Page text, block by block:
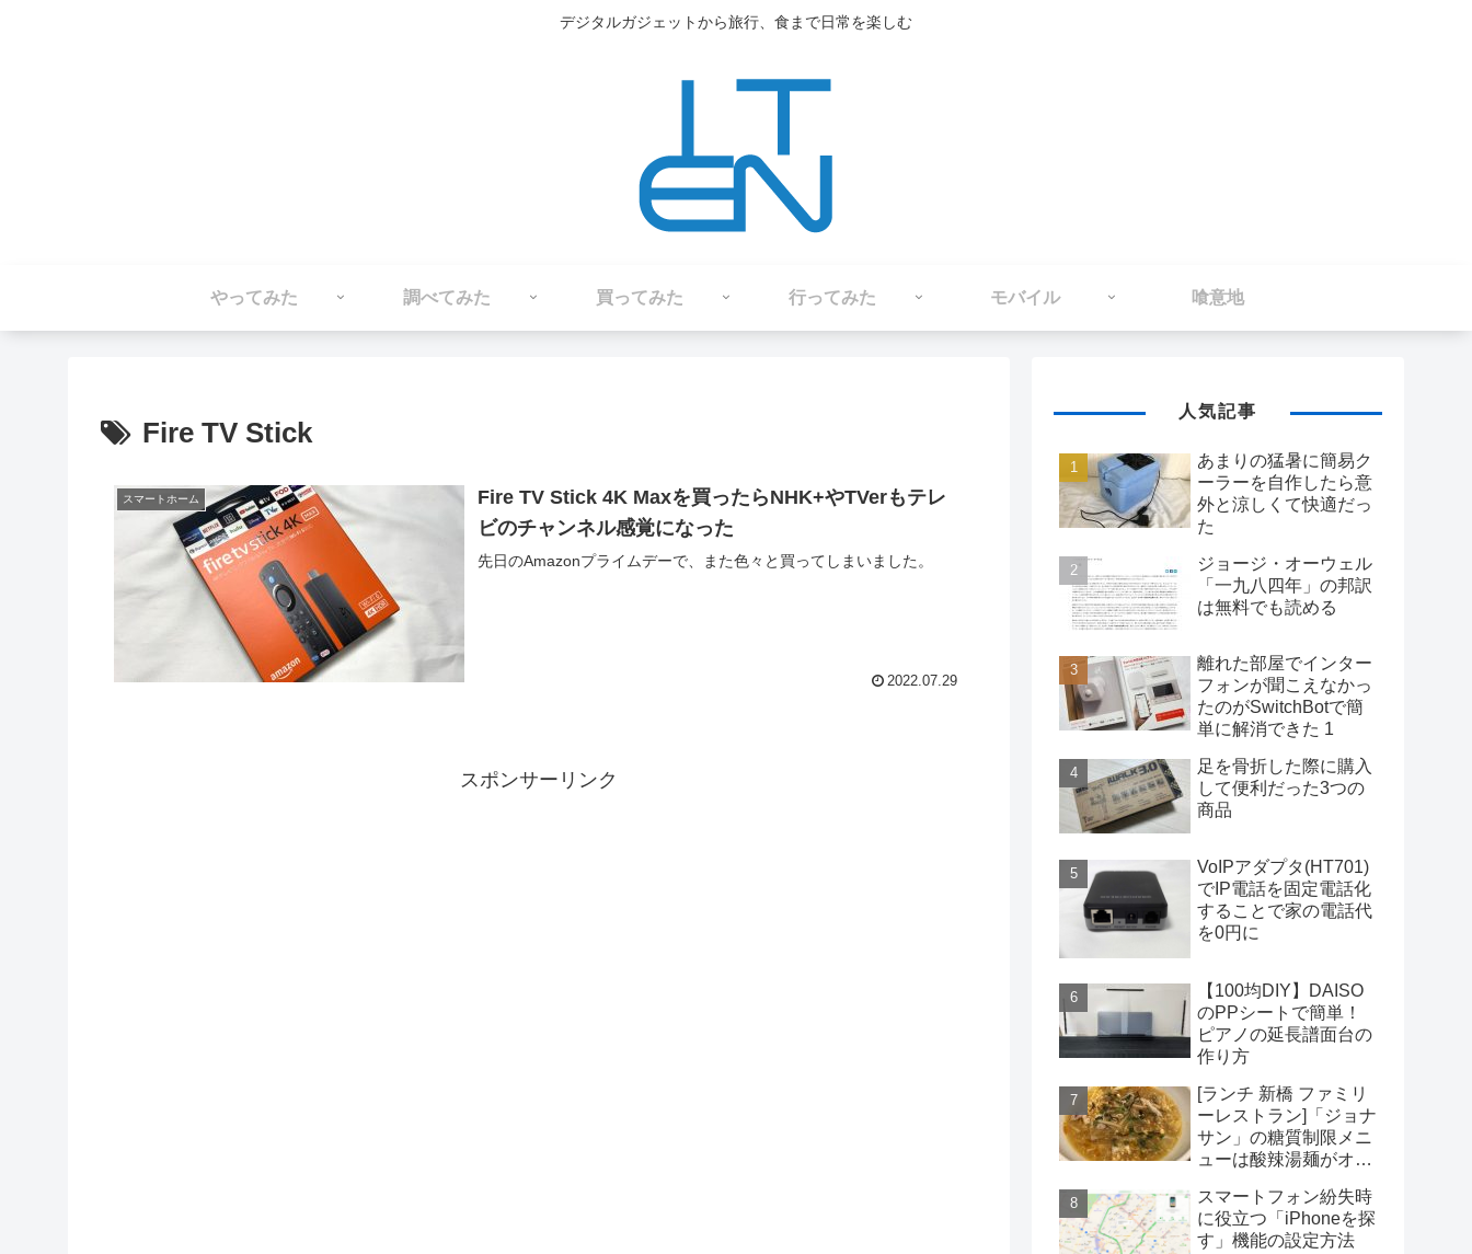
デジタルガジェットから旅行、食まで日常を楽しむ
やってみた 調べてみた 買ってみた 行ってみた モバイル 喰意地
Fire TV Stick
スマートホーム
Fire TV Stick 4K Maxを買ったらNHK+やTVerもテレ
ビのチャンネル感覚になった
先日のAmazonプライムデーで、また色々と買ってしまいました。
2022.07.29
スポンサーリンク
人気記事
あまりの猛暑に簡易ク
ーラーを自作したら意
外と涼しくて快適だっ
た
ジョージ・オーウェル
「一九八四年」の邦訳
は無料でも読める
離れた部屋でインター
フォンが聞こえなかっ
たのがSwitchBotで簡
単に解消できた 1
足を骨折した際に購入
して便利だった3つの
商品
VoIPアダプタ(HT701)
でIP電話を固定電話化
することで家の電話代
を0円に
【100均DIY】DAISO
のPPシートで簡単！
ピアノの延長譜面台の
作り方
[ランチ 新橋 ファミリ
ーレストラン]「ジョナ
サン」の糖質制限メニ
ューは酸辣湯麺がオス
スマートフォン紛失時
に役立つ「iPhoneを探
す」機能の設定方法